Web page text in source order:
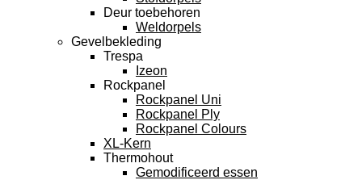
Deur toebehoren
Weldorpels
Gevelbekleding
Trespa
Izeon
Rockpanel
Rockpanel Uni
Rockpanel Ply
Rockpanel Colours
XL-Kern
Thermohout
Gemodificeerd essen